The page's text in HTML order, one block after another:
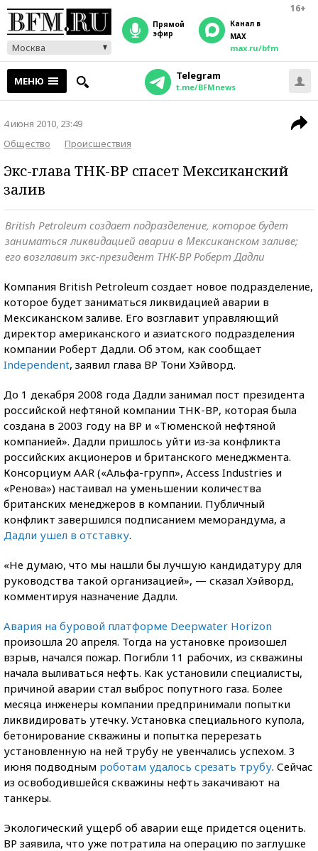
16+
Москва
прямой
эфир
Канал в
MAX
max.ru/bfm
МЕНЮ Telegram
t.me/BFMnews
4 июня 2010, 23:49
Общество
Происшествия
Экс-глава ТНК-ВР спасет Мексиканский
залив
British Petroleum создает подразделение, которое будет
заниматься ликвидацией аварии в Мексиканском заливе;
его возглавит экс-президент ТНК-ВР Роберт Дадли
Компания British Petroleum создает новое подразделение,
которое будет заниматься ликвидацией аварии в
Мексиканском заливе. Его возглавит управляющий
директор американского и азиатского подразделения
компании Роберт Дадли. Об этом, как сообщает
Independent, заявил глава ВР Тони Хэйворд.
До 1 декабря 2008 года Дадли занимал пост президента
российской нефтяной компании ТНК-ВР, которая была
создана в 2003 году на ВР и «Тюменской нефтяной
компанией». Дадли пришлось уйти из-за конфликта
российских акционеров и британского менеджмента.
Консорциум AAR («Альфа-групп», Access Industries и
«Ренова») настаивал на уменьшении количества
британских менеджеров в компании. Публичный
конфликт завершился подписанием меморандума, а
Дадли ушел в отставку.
«Не думаю, что мы нашли бы лучшую кандидатуру для
руководства такой организацией», — сказал Хэйворд,
комментируя назначение Дадли.
Авария на буровой платформе Deepwater Horizon
произошла 20 апреля. Тогда на установке произошел
взрыв, начался пожар. Погибли 11 рабочих, из скважины
начала выливаться нефть. Как установили специалисты,
причиной аварии стал выброс попутного газа. Более
месяца инженеры компании предпринимали попытки
ликвидировать утечку. Установка специального купола,
бетонирование скважины и попытка перерезать
установленную на ней трубу не увенчались успехом. 3
июня подводным роботам удалось срезать трубу. Сейчас
из освободившейся скважины нефть закачивают на
танкеры.
Экологический ущерб об аварии еще придется оценить.
ВР заявила, что уже потратила на операцию по заглушке